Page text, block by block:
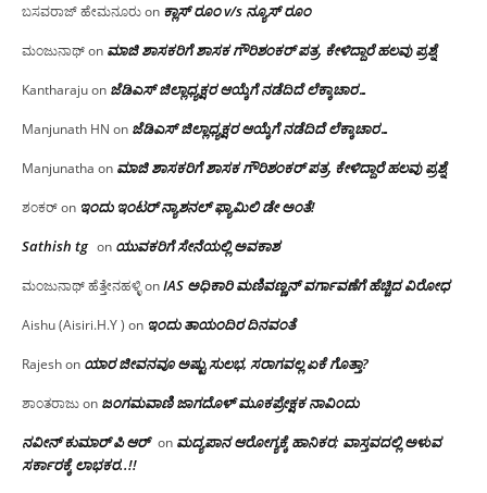
ಬಸವರಾಜ್ ಹೇಮನೂರುon ಕ್ಲಾಸ್ ರೂಂ v/s ನ್ಯೂಸ್ ರೂಂ
ಮಂಜುನಾಥ್on ಮಾಜಿ ಶಾಸಕರಿಗೆ ಶಾಸಕ ಗೌರಿಶಂಕರ್ ಪತ್ರ, ಕೇಳಿದ್ದಾರೆ ಹಲವು ಪ್ರಶ್ನೆ
Kantharajuon ಜೆಡಿಎಸ್ ಜಿಲ್ಲಾಧ್ಯಕ್ಷರ ಆಯ್ಕೆಗೆ ನಡೆದಿದೆ ಲೆಕ್ಕಾಚಾರ…
Manjunath HN on ಜೆಡಿಎಸ್ ಜಿಲ್ಲಾಧ್ಯಕ್ಷರ ಆಯ್ಕೆಗೆ ನಡೆದಿದೆ ಲೆಕ್ಕಾಚಾರ…
Manjunatha on ಮಾಜಿ ಶಾಸಕರಿಗೆ ಶಾಸಕ ಗೌರಿಶಂಕರ್ ಪತ್ರ, ಕೇಳಿದ್ದಾರೆ ಹಲವು ಪ್ರಶ್ನೆ
ಶಂಕರ್on ಇಂದು ಇಂಟರ್ ನ್ಯಾಶನಲ್ ಫ್ಯಾಮಿಲಿ ಡೇ ಅಂತೆ!
Sathish tg on ಯುವಕರಿಗೆ ಸೇನೆಯಲ್ಲಿ ಅವಕಾಶ
ಮಂಜುನಾಥ್ ಹೆತ್ತೇನಹಳ್ಳಿonIAS ಅಧಿಕಾರಿ ಮಣಿವಣ್ಣನ್ ವರ್ಗಾವಣೆಗೆ ಹೆಚ್ಚಿದ‌ ವಿರೋಧ
Aishu (Aisiri.H.Y ) on ಇಂದು ತಾಯಂದಿರ ದಿನವಂತೆ
Rajeshon ಯಾರ ಜೀವನವೂ ಅಷ್ಟು ಸುಲಭ, ಸರಾಗವಲ್ಲ ಏಕೆ ಗೊತ್ತಾ?
ಶಾಂತರಾಜುon ಜಂಗಮವಾಣಿ ಜಾಗದೊಳ್ ಮೂಕಪ್ರೇಕ್ಷಕ ನಾವಿಂದು
ನವೀನ್ ಕುಮಾರ್ ಪಿ ಆರ್ on ಮದ್ಯಪಾನ ಆರೋಗ್ಯಕ್ಕೆ ಹಾನಿಕರ; ವಾಸ್ತವದಲ್ಲಿ ಅಳುವ
ಸರ್ಕಾರಕ್ಕೆ ಲಾಭಕರ..!!